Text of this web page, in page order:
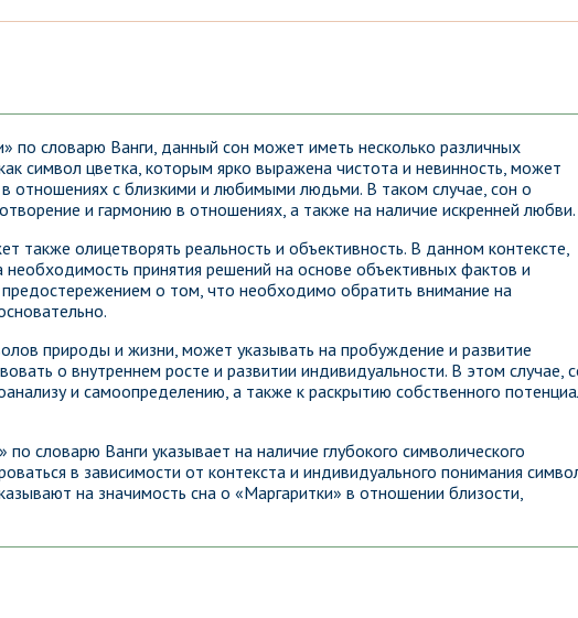
по словарю Ванги, данный сон может иметь несколько различных
символ цветка, которым ярко выражена чистота и невинность, может
в отношениях с близкими и любимыми людьми. В таком случае, сон о
и гармонию в отношениях, а также на наличие искренней любви.
также олицетворять реальность и объективность. В данном контексте,
принятия решений на основе объективных фактов и
о том, что необходимо обратить внимание на
природы и жизни, может указывать на пробуждение и развитие
о внутреннем росте и развитии индивидуальности. В этом случае,
и самоопределению, а также к раскрытию собственного
словарю Ванги указывает на наличие глубокого символического
в зависимости от контекста и индивидуального понимания
на значимость сна о «Маргаритки» в отношении близости,